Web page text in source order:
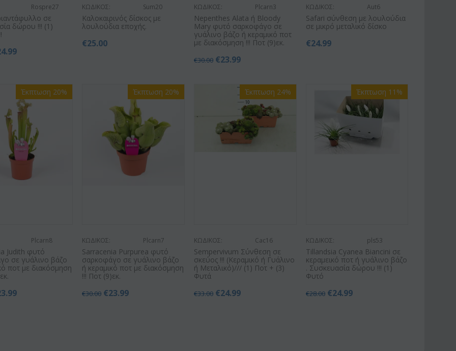
Rospre27
σε
δώρου !!! (1)
ΚΩΔΙΚΟΣ: Sum20
Kαλοκαιρινός δίσκος με
λουλούδια εποχής.
€25.00
ΚΩΔΙΚΟΣ: Plcarn3
Nepenthes Alata ή Bloody
Mary φυτό σαρκοφάγο σε
γυάλινο βάζο ή κεραμικό ποτ
με διακόσμηση !!! Ποτ (9)εκ.
€30.00 €23.99
ΚΩΔΙΚΟΣ: Aut6
Safari σύνθεση με λουλούδια
σε μικρό μεταλικό δίσκο
€24.99
Έκπτωση 20%
Plcarn8
Judith φυτό
σε γυάλινο βάζο
ποτ με διακόσμηση
Έκπτωση 20%
ΚΩΔΙΚΟΣ: Plcarn7
Sarracenia Purpurea φυτό
σαρκοφάγο σε γυάλινο βάζο
ή κεραμικό ποτ με διακόσμηση
!!! Ποτ (9)εκ.
€30.00 €23.99
Έκπτωση 24%
ΚΩΔΙΚΟΣ: Cac16
Sempervivum Σύνθεση σε
σκεύος !!! (Κεραμικό ή Γυάλινο
ή Μεταλικό)/// (1) Ποτ + (3)
Φυτά
€33.00 €24.99
Έκπτωση 11%
ΚΩΔΙΚΟΣ: pls53
Tillandsia Cyanea Biancini σε
κεραμεικό ποτ ή γυάλινο βάζο
. Συσκευασία δώρου !!! (1)
Φυτό
€28.00 €24.99